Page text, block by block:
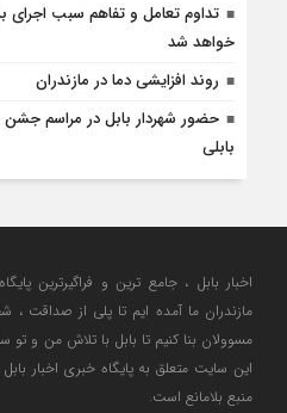
تداوم تعامل و تفاهم سبب اجرای
خواهد شد
روند افزایشی دما در مازندران
حضور شهردار بابل در مراسم
بابلی
اخبار بابل ، جامع ترین و فراگیرترین
مازندران ما آمده ایم تا پلی از صداقت ،
مسوولان بنا کنیم تا بابل با تلاش من و
این سایت متعلق به پایگاه خبری اخبار
منبع بلامانع است.